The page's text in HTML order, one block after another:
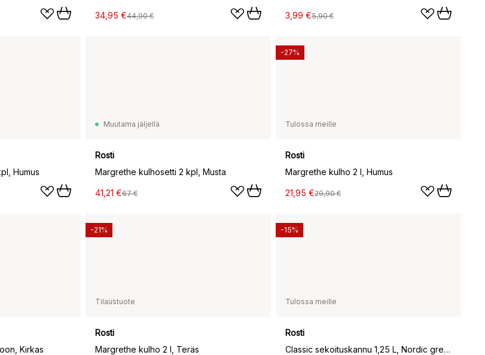
34,95 €44,90 € 3,99 €5,90 €
Humus
Muutama jäljellä
Rosti
Margrethe kulhosetti 2 kpl, Musta
41,21 €67 €
Tulossa meille
Rosti
Margrethe kulho 2 l, Humus
21,95 €29,90 €
-27%
Kirkas
Tilaustuote
Rosti
Margrethe kulho 2 l, Teräs
-21%
Tulossa meille
Rosti
Classic sekoituskannu 1,25 L, Nordic green
-15%